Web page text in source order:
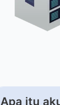
Apa itu